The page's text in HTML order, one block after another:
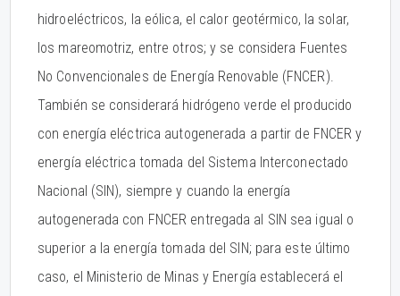
hidroeléctricos, la eólica, el calor geotérmico, la solar,
los mareomotriz, entre otros; y se considera Fuentes
No Convencionales de Energía Renovable (FNCER).
También se considerará hidrógeno verde el producido
con energía eléctrica autogenerada a partir de FNCER y
energía eléctrica tomada del Sistema Interconectado
Nacional (SIN), siempre y cuando la energía
autogenerada con FNCER entregada al SIN sea igual o
superior a la energía tomada del SIN; para este último
caso, el Ministerio de Minas y Energía establecerá el